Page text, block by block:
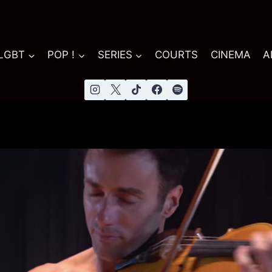
POP ! SERIES COURTS CINEMA